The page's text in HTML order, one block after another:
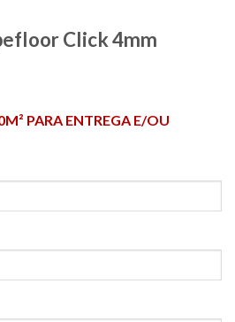
Click 4mm
PARA ENTREGA E/OU